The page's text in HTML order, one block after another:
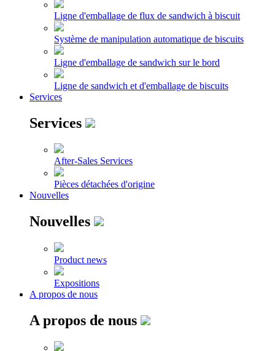
Ligne d'emballage de flux de sandwich à biscuit
Système de manipulation automatique de biscuits
Ligne d'emballage de sandwich sur le bord
Ligne de sandwich et d'emballage de biscuits
Services
Services
After-Sales Services
Pièces détachées d'origine
Nouvelles
Nouvelles
Product news
Expositions
A propos de nous
A propos de nous